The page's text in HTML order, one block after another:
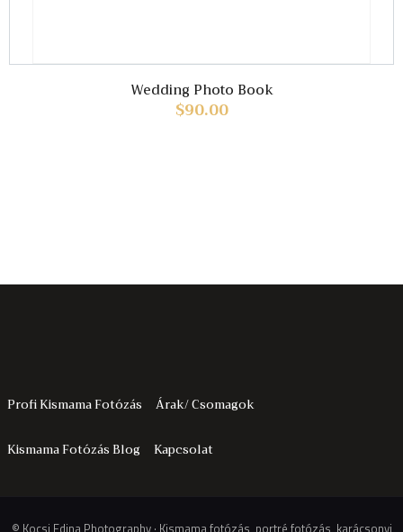
Wedding Photo Book
$90.00
Profi Kismama Fotózás Árak/ Csomagok
Kismama Fotózás Blog Kapcsolat
© Kocsi Edina Photography · Kismama fotózás, portré fotózás, karácsonyi